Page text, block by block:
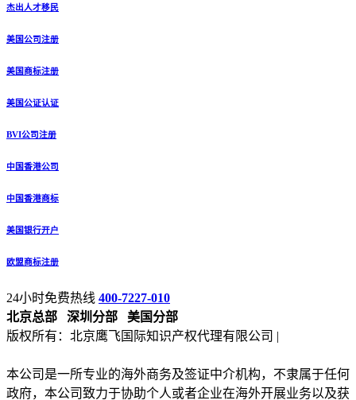
杰出人才移民
美国公司注册
美国商标注册
美国公证认证
BVI公司注册
中国香港公司
中国香港商标
美国银行开户
欧盟商标注册
24小时免费热线 400-7227-010
北京总部 深圳分部 美国分部
版权所有：北京鹰飞国际知识产权代理有限公司 |
本公司是一所专业的海外商务及签证中介机构，不隶属于任何
政府，本公司致力于协助个人或者企业在海外开展业务以及获